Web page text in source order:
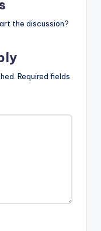
the discussion?
Required fields